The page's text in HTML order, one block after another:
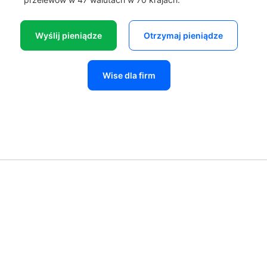
Wyślij pieniądze Otrzymaj pieniądze
Wise dla firm